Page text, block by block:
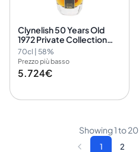
Clynelish 50 Years Old
1972 Private Collection
Gordon & MacPhail 5335
70cl | 58%
Prezzo più basso
5.724€
Showing1to20
1 2